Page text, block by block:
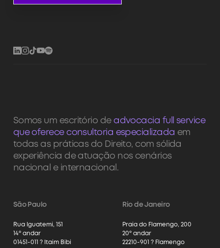
Somos um escritório de advocacia full service
que oferece consultoria especializada em
todas as práticas do Direito, com sólida
experiência de atuação nos cenários
nacional e internacional.
São Paulo
Rua Iguatemi, 151
14º andar
01451-011 ? Itaim Bibi
Rio de Janeiro
Praia do Flamengo, 200
20º andar
22210-901 ? Flamengo